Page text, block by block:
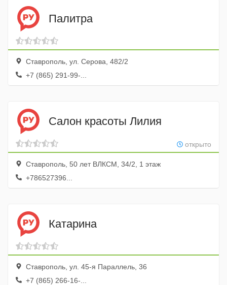
Палитра
Ставрополь, ул. Серова, 482/2
+7 (865) 291-99-...
Салон красоты Лилия
открыто
Ставрополь, 50 лет ВЛКСМ, 34/2, 1 этаж
+786527396...
Катарина
Ставрополь, ул. 45-я Параллель, 36
+7 (865) 266-16-...